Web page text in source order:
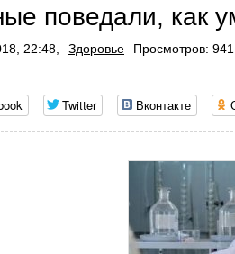
поведали, как
22:48, Здоровье Просмотров: 941
Twitter Вконтакте